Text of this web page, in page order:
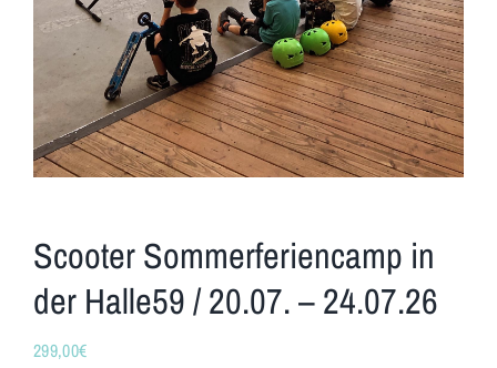
Scooter Sommerferiencamp in
der Halle59 / 20.07. – 24.07.26
299,00€